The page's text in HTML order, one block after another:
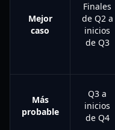
Mejor
caso
Finales
de Q2 a
inicios
de Q3
Más
probable
Q3 a
inicios
de Q4